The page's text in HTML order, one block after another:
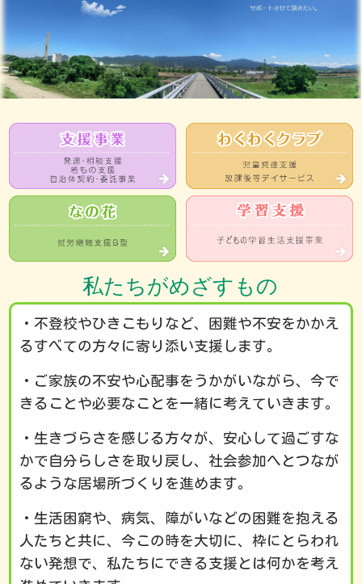
私たちがめざすもの
・不登校やひきこもりなど、困難や不安をかかえ
るすべての方々に寄り添い支援します。
・ご家族の不安や心配事をうかがいながら、今で
きることや必要なことを一緒に考えていきます。
・生きづらさを感じる方々が、安心して過ごすな
かで自分らしさを取り戻し、社会参加へとつなが
るような居場所づくりを進めます。
・生活困窮や、病気、障がいなどの困難を抱える
人たちと共に、今この時を大切に、枠にとらわれ
ない発想で、私たちにできる支援とは何かを考え